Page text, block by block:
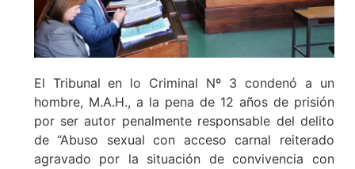
El Tribunal en lo Criminal Nº 3 condenó a un
hombre, M.A.H., a la pena de 12 años de prisión
por ser autor penalmente responsable del delito
de “Abuso sexual con acceso carnal reiterado
agravado por la situación de convivencia con